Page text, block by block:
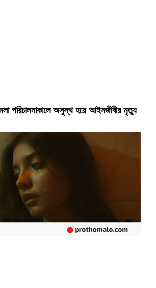
পরিচালনাকালে অসুস্থ হয়ে আইনজীবীর মৃত্যু